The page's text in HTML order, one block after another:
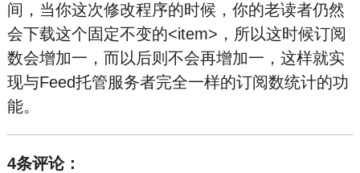
间，当你这次修改程序的时候，你的老读者仍然
会下载这个固定不变的<item>，所以这时候订阅
数会增加一，而以后则不会再增加一，这样就实
现与Feed托管服务者完全一样的订阅数统计的功
能。
4条评论：